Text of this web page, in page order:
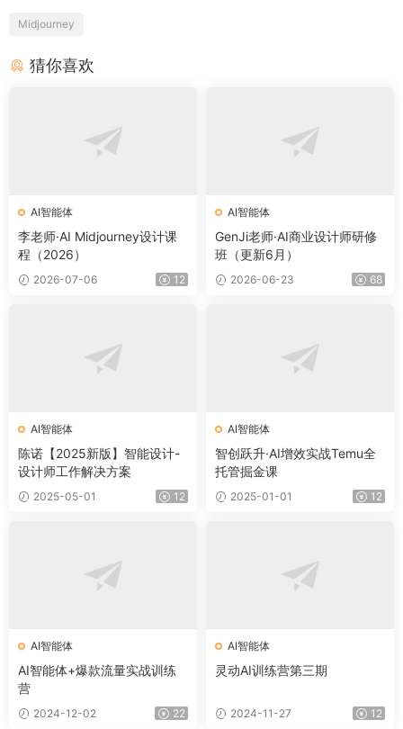
Midjourney
猜你喜欢
AI智能体
李老师·AI Midjourney设计课
程（2026）
2026-07-06 12
AI智能体
GenJi老师·AI商业设计师研修
班（更新6月）
2026-06-23 68
AI智能体
陈诺【2025新版】智能设计-
设计师工作解决方案
2025-05-01 12
AI智能体
智创跃升·AI增效实战Temu全
托管掘金课
2025-01-01 12
AI智能体
AI智能体+爆款流量实战训练
营
2024-12-02 22
AI智能体
灵动AI训练营第三期
2024-11-27 12